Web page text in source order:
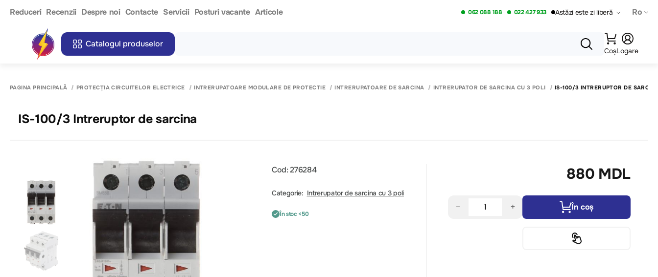
Reduceri Recenzii Despre noi Contacte Servicii Posturi vacante Articole 062 088 188 022 427 933 Astăzi este zi liberă Ro
Catalogul produselor
CoșLogare
PAGINA PRINCIPALĂ PROTECȚIA CIRCUITELOR ELECTRICE INTRERUPATOARE MODULARE DE PROTECTIE INTRERUPATOARE DE SARCINA INTRERUPATOR DE SARCINA CU 3 POLI IS-100/3 INTRERUPTOR DE
IS-100/3 Intreruptor de sarcina
Cod: 276284
Categorie: Intrerupator de sarcina cu 3 poli
În stoc <50
880 MDL
− + În coș